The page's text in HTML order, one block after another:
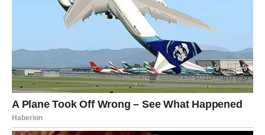
Ovaj period donosi ogromno olakšanje.
Velika pravda za Bikove dolazi kroz stabilnost koja se više
ne ruši. Sve što je bilo nesigurno — postaje jasno. Sve
što je bilo klimavo — učvršćuje se.
Mnogi Bikovi će doživeti:
finansijski rast koji uklanja dugotrajni stres